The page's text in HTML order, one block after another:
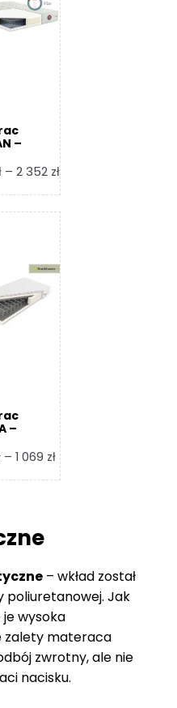
–
– 2 352 złZakres
cen:
od
1
361 zł
do
2
352 zł
–
– 1 069 złZakres
cen:
069 zł
– wkład został
poliuretanowej. Jak
je wysoka
zalety materaca
zwrotny, ale nie
nacisku.